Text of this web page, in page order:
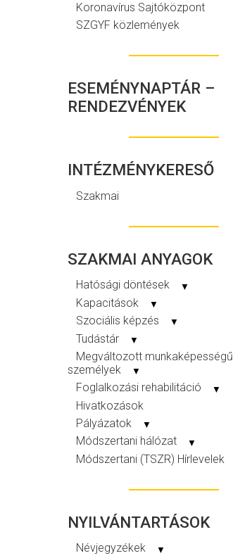
Koronavírus Sajtóközpont
SZGYF közlemények
ESEMÉNYNAPTÁR –
RENDEZVÉNYEK
INTÉZMÉNYKERESŐ
Szakmai
SZAKMAI ANYAGOK
Hatósági döntések ▼
Kapacitások ▼
Szociális képzés ▼
Tudástár ▼
Megváltozott munkaképességű
személyek
▼
Foglalkozási rehabilitáció ▼
Hivatkozások
Pályázatok
▼
Módszertani hálózat ▼
Módszertani (TSZR) Hírlevelek
NYILVÁNTARTÁSOK
Névjegyzékek ▼